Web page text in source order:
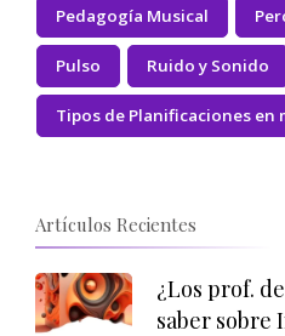
Pedagogía Musical
Pulso Ruido y Sonido
Tipos de Planificaciones en
Artículos Recientes
¿Los prof.
saber